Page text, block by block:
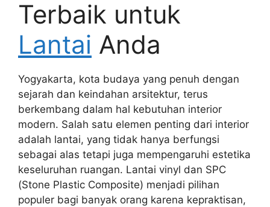
Terbaik untuk
Lantai Anda
Yogyakarta, kota budaya yang penuh dengan
sejarah dan keindahan arsitektur, terus
berkembang dalam hal kebutuhan interior
modern. Salah satu elemen penting dari interior
adalah lantai, yang tidak hanya berfungsi
sebagai alas tetapi juga mempengaruhi estetika
keseluruhan ruangan. Lantai vinyl dan SPC
(Stone Plastic Composite) menjadi pilihan
populer bagi banyak orang karena kepraktisan,